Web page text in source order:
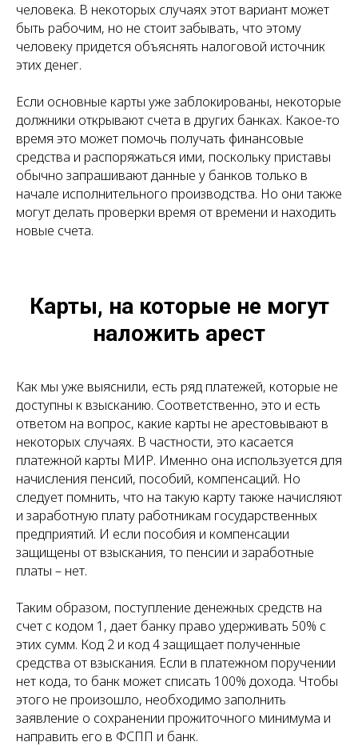
человека. В некоторых случаях этот вариант может
быть рабочим, но не стоит забывать, что этому
человеку придется объяснять налоговой источник
этих денег.
Если основные карты уже заблокированы, некоторые
должники открывают счета в других банках. Какое-то
время это может помочь получать финансовые
средства и распоряжаться ими, поскольку приставы
обычно запрашивают данные у банков только в
начале исполнительного производства. Но они также
могут делать проверки время от времени и находить
новые счета.
Карты, на которые не могут
наложить арест
Как мы уже выяснили, есть ряд платежей, которые не
доступны к взысканию. Соответственно, это и есть
ответом на вопрос, какие карты не арестовывают в
некоторых случаях. В частности, это касается
платежной карты МИР. Именно она используется для
начисления пенсий, пособий, компенсаций. Но
следует помнить, что на такую карту также начисляют
и заработную плату работникам государственных
предприятий. И если пособия и компенсации
защищены от взыскания, то пенсии и заработные
платы – нет.
Таким образом, поступление денежных средств на
счет с кодом 1, дает банку право удерживать 50% с
этих сумм. Код 2 и код 4 защищает полученные
средства от взыскания. Если в платежном поручении
нет кода, то банк может списать 100% дохода. Чтобы
этого не произошло, необходимо заполнить
заявление о сохранении прожиточного минимума и
направить его в ФСПП и банк.